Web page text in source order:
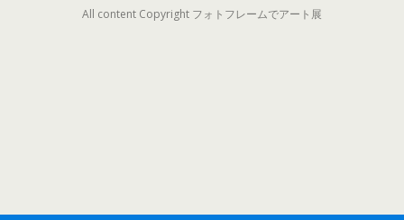
All content Copyright フォトフレームでアート展